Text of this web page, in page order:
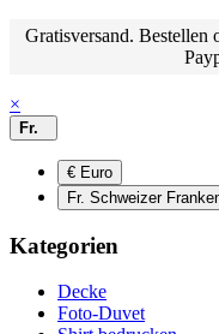
Gratisversand.
×
Fr.
€ Euro
Fr. Schweizer
Kategorien
Decke
Foto-Duvet